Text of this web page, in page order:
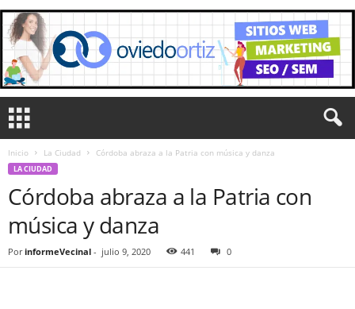
Inicio La Ciudad Córdoba abraza a la Patria con música y danza
LA CIUDAD
Córdoba abraza a la Patria con
música y danza
Por informeVecinal - julio 9, 2020 441 0